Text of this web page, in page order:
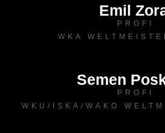
Emil
PROFI
WKA
Semen
PROFI
WKU/ISKA/WAKO